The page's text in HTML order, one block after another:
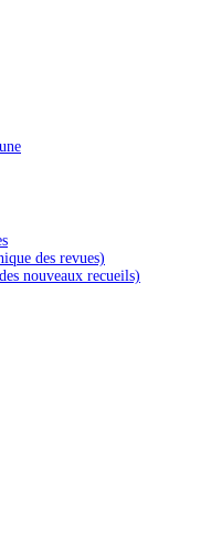
des revues)
nouveaux recueils)